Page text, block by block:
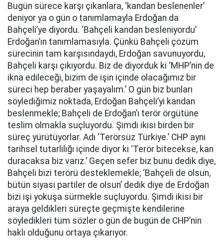
Bugün sürece karşı çıkanlara, ‘kandan beslenenler’
deniyor ya o gün o tanımlamayla Erdoğan da
Bahçeli’ye diyordu. ‘Bahçeli kandan besleniyordu’
Erdoğan’ın tanımlamasıyla. Çünkü Bahçeli çözüm
sürecinin tam karşısındaydı, Erdoğan savunuyordu,
Bahçeli karşı çıkıyordu. Biz de diyorduk ki ‘MHP’nin de
ikna edileceği, bizim de işin içinde olacağımız bir
süreci hep beraber yaşayalım.’ O gün biz bunları
söylediğimiz noktada, Erdoğan Bahçeli’yi kandan
beslenmekle; Bahçeli de Erdoğan’ı terör örgütüne
teslim olmakla suçluyordu. Şimdi ikisi birden bir
süreç yürütüyorlar. Adı ‘Terörsüz Türkiye.’ CHP aynı
tarihsel tutarlılığı içinde diyor ki ‘Terör bitecekse, kan
duracaksa biz varız.’ Geçen sefer biz bunu dedik diye,
Bahçeli bizi terörü desteklemekle; ‘Bahçeli de olsun,
bütün siyasi partiler de olsun’ dedik diye de Erdoğan
bizi işi yokuşa sürmekle suçluyordu. Şimdi ikisi bir
araya geldikleri süreçte geçmişte kendilerine
söyledikleri tüm sözler o gün de bugün de CHP’nin
haklı olduğunu ortaya çıkarıyor.